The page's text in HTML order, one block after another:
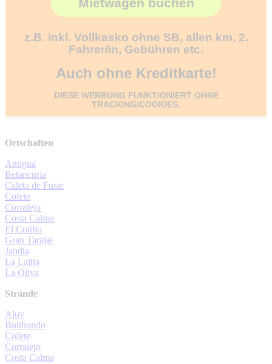
z.B. inkl. Vollkasko ohne SB, allen km, 2.
Fahrer/in, Gebühren etc.
Auch ohne Kreditkarte!
DIESE WERBUNG FUNKTIONIERT OHNE
TRACKING/COOKIES.
Ortschaften
Antigua
Betancuria
Caleta de Fuste
Cofete
Corralejo
Costa Calma
El Cotillo
Gran Tarajal
Jandia
La Lajita
La Oliva
Strände
Ajuy
Butihondo
Cofete
Corralejo
Costa Calma